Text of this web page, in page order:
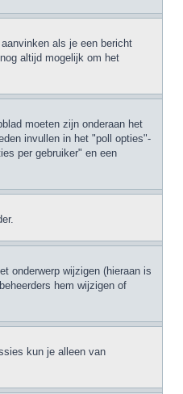
aanvinken als je een bericht
altijd mogelijk om het
moeten zijn onderaan het
invullen in het "poll opties"-
per gebruiker" en een
onderwerp wijzigen (hieraan is
hem wijzigen of
kun je alleen van